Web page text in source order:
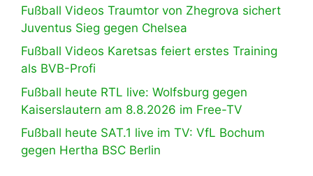
Fußball Videos Traumtor von Zhegrova sichert
Juventus Sieg gegen Chelsea
Fußball Videos Karetsas feiert erstes Training
als BVB-Profi
Fußball heute RTL live: Wolfsburg gegen
Kaiserslautern am 8.8.2026 im Free-TV
Fußball heute SAT.1 live im TV: VfL Bochum
gegen Hertha BSC Berlin